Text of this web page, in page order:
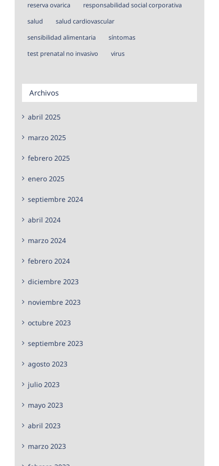
reserva ovarica
responsabilidad social corporativa
salud
salud cardiovascular
sensibilidad alimentaria
síntomas
test prenatal no invasivo
virus
Archivos
abril 2025
marzo 2025
febrero 2025
enero 2025
septiembre 2024
abril 2024
marzo 2024
febrero 2024
diciembre 2023
noviembre 2023
octubre 2023
septiembre 2023
agosto 2023
julio 2023
mayo 2023
abril 2023
marzo 2023